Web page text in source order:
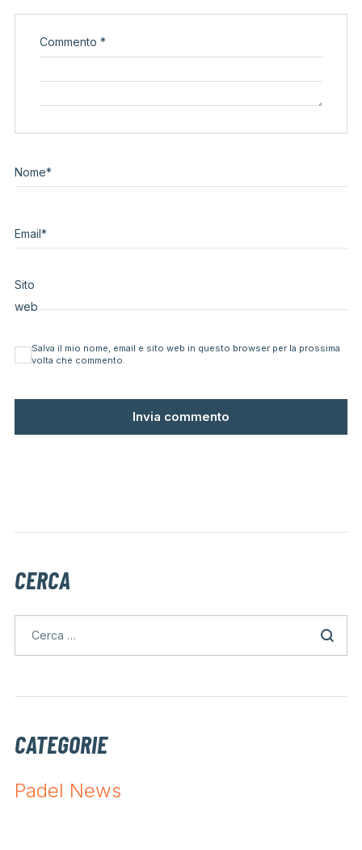
Commento *
Nome*
Email*
Sito
web
Salva il mio nome, email e sito web in questo browser per la prossima
volta che commento.
CERCA
CATEGORIE
Padel News